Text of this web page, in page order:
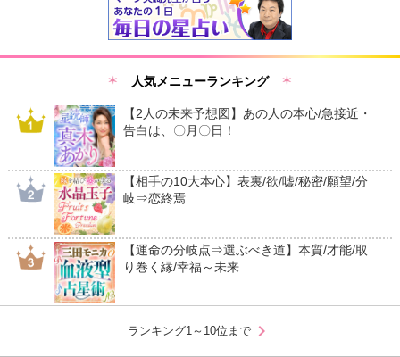
人気メニューランキング
【2人の未来予想図】あの人の本心/急接近・
告白は、〇月〇日！
【相手の10大本心】表裏/欲/嘘/秘密/願望/分
岐⇒恋終焉
【運命の分岐点⇒選ぶべき道】本質/才能/取
り巻く縁/幸福～未来
ランキング1～10位まで chevron_right